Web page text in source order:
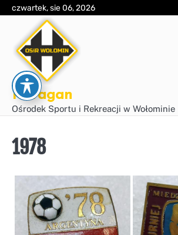
Skip
content
czwartek, sie 06, 2026
Huragan
Ośrodek Sportu i Rekreacji w Wołominie
1978